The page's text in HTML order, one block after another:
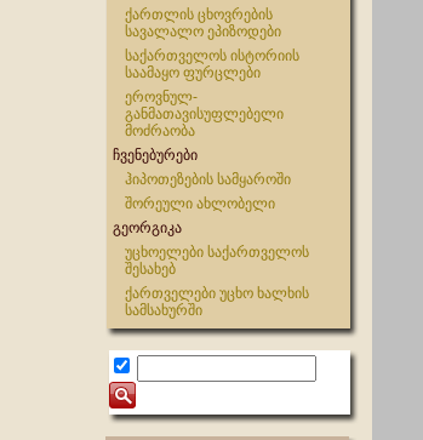
ქართლის ცხოვრების
სავალალო ეპიზოდები
საქართველოს ისტორიის
საამაყო ფურცლები
ეროვნულ-
განმათავისუფლებელი
მოძრაობა
ჩვენებურები
ჰიპოთეზების სამყაროში
შორეული ახლობელი
გეორგიკა
უცხოელები საქართველოს
შესახებ
ქართველები უცხო ხალხის
სამსახურში